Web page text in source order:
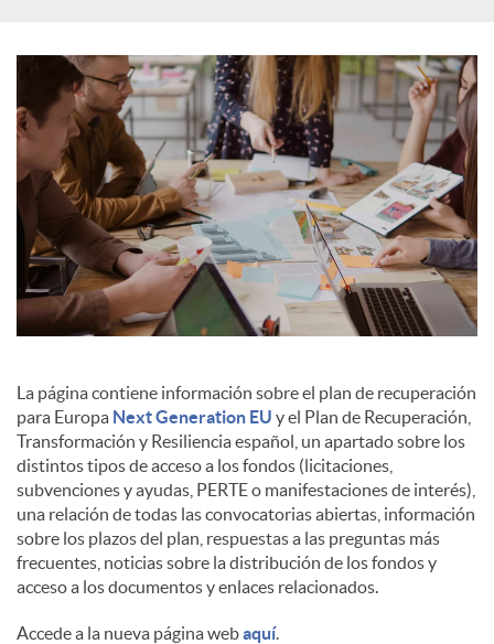
s
La página contiene información sobre el plan de recuperación
para Europa Next Generation EU y el Plan de Recuperación,
Transformación y Resiliencia español, un apartado sobre los
distintos tipos de acceso a los fondos (licitaciones,
subvenciones y ayudas, PERTE o manifestaciones de interés),
una relación de todas las convocatorias abiertas, información
sobre los plazos del plan, respuestas a las preguntas más
frecuentes, noticias sobre la distribución de los fondos y
acceso a los documentos y enlaces relacionados.
Accede a la nueva página webaquí.